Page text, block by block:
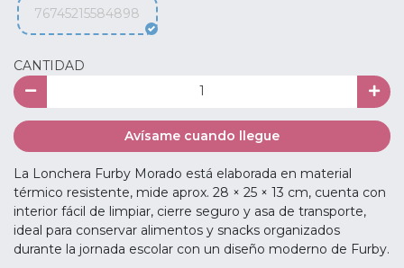
76745215584898
CANTIDAD
Avísame cuando llegue
La Lonchera Furby Morado está elaborada en material
térmico resistente, mide aprox. 28 × 25 × 13 cm, cuenta con
interior fácil de limpiar, cierre seguro y asa de transporte,
ideal para conservar alimentos y snacks organizados
durante la jornada escolar con un diseño moderno de Furby.